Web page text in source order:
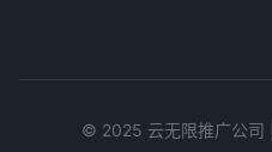
© 2025 云无限推广公司 |